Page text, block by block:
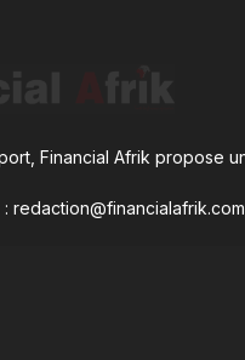
Financial Afrik propose
redaction@financialafrik.com